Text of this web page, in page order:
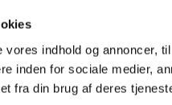
indhold og annoncer,
inden for sociale medier,
fra din brug af deres